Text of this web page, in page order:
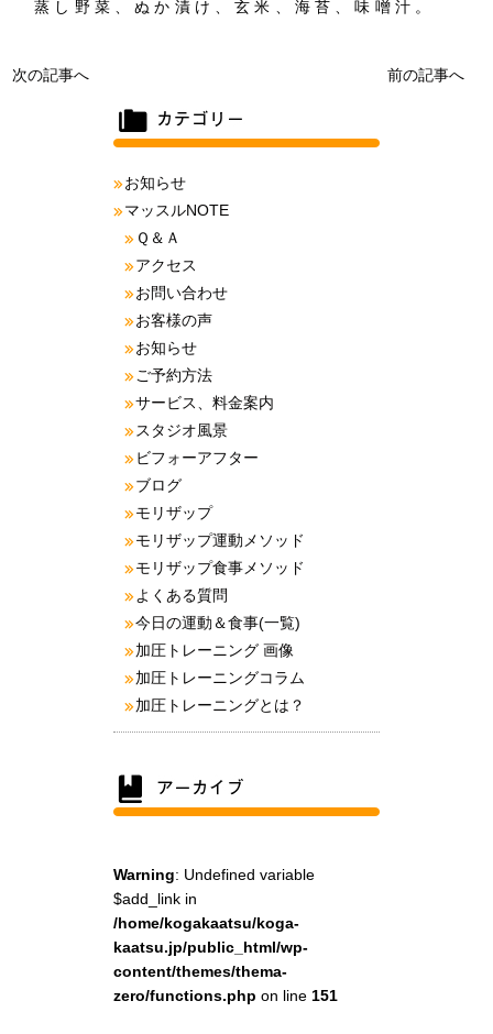
蒸し野菜、ぬか漬け、玄米、海苔、味噌汁。
次の記事へ 前の記事へ
お知らせ
マッスルNOTE
Ｑ＆Ａ
アクセス
お問い合わせ
お客様の声
お知らせ
ご予約方法
サービス、料金案内
スタジオ風景
ビフォーアフター
ブログ
モリザップ
モリザップ運動メソッド
モリザップ食事メソッド
よくある質問
今日の運動＆食事(一覧)
加圧トレーニング 画像
加圧トレーニングコラム
加圧トレーニングとは？
Warning: Undefined variable
$add_link in
/home/kogakaatsu/koga-
kaatsu.jp/public_html/wp-
content/themes/thema-
zero/functions.php on line 151